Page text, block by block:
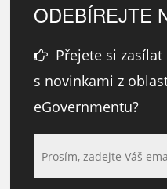
ODEBÍREJTE
Přejete si
s novinkami z
eGovernmentu?